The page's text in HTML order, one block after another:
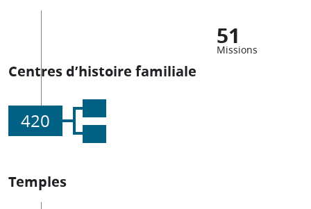
51
Missions
Centres d’histoire familiale
420
Temples